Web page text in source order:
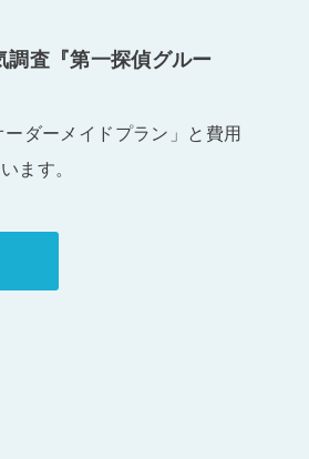
調査『第一探偵グルー
ダーメイドプラン」と費用
ます。